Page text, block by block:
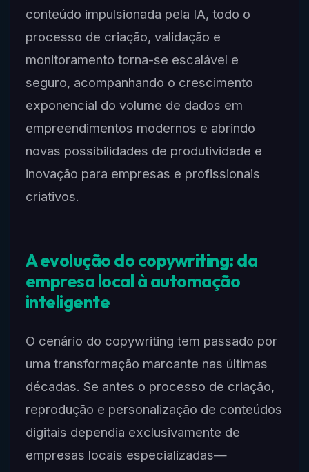
conteúdo impulsionada pela IA, todo o
processo de criação, validação e
monitoramento torna-se escalável e
seguro, acompanhando o crescimento
exponencial do volume de dados em
empreendimentos modernos e abrindo
novas possibilidades de produtividade e
inovação para empresas e profissionais
criativos.
A evolução do copywriting: da
empresa local à automação
inteligente
O cenário do copywriting tem passado por
uma transformação marcante nas últimas
décadas. Se antes o processo de criação,
reprodução e personalização de conteúdos
digitais dependia exclusivamente de
empresas locais especializadas—